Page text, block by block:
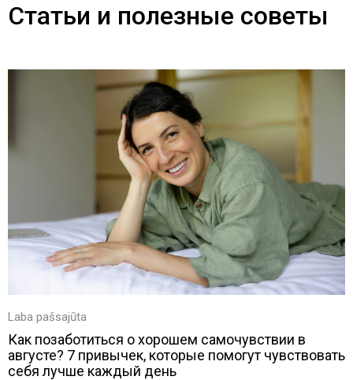
Статьи и полезные советы
Laba pašsajūta
Как позаботиться о хорошем самочувствии в
августе? 7 привычек, которые помогут чувствовать
себя лучше каждый день